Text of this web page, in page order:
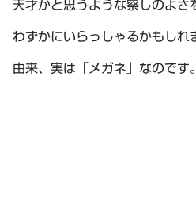
天才かと思うような察しのよさ
わずかにいらっしゃるかもしれ
由来、実は「メガネ」なのです。